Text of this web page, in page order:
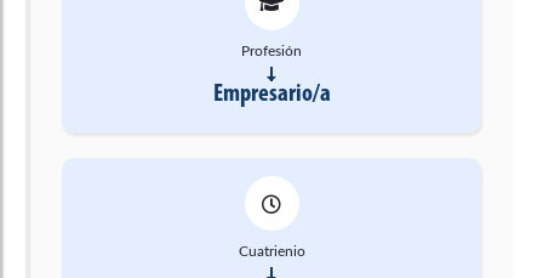
Profesión
Empresario/a
Cuatrienio